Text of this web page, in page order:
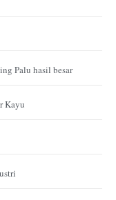
Palu hasil besar
Kayu